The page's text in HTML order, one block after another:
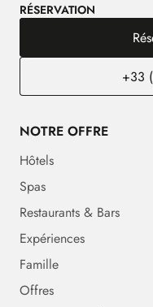
RÉSERVATION
+33
NOTRE OFFRE
Hôtels
Spas
Restaurants & Bars
Expériences
Famille
Offres